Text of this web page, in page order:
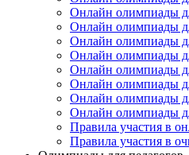
Онлайн олимпиады
Онлайн олимпиады
Онлайн олимпиады
Онлайн олимпиады
Онлайн олимпиады
Онлайн олимпиады
Онлайн олимпиады
Онлайн олимпиады
Правила участия в
Правила участия в